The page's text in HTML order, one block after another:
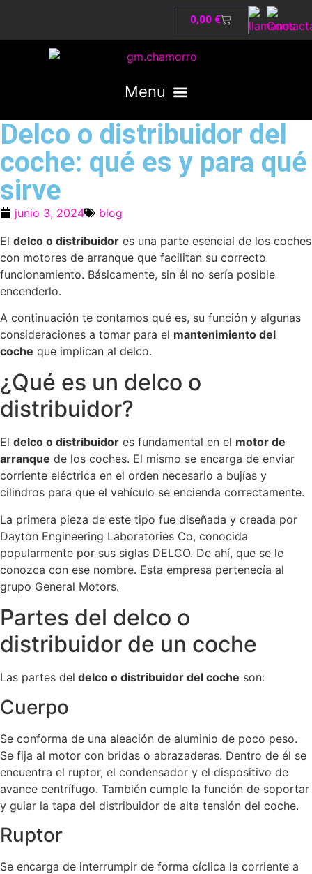
0,00 €
Delco o distribuidor del
coche: qué es y para qué
sirve
junio 3, 2024
blog
El delco o distribuidor es una parte esencial de los coches
con motores de arranque que facilitan su correcto
funcionamiento. Básicamente, sin él no sería posible
encenderlo.
A continuación te contamos qué es, su función y algunas
consideraciones a tomar para el mantenimiento del
coche que implican al delco.
¿Qué es un delco o
distribuidor?
El delco o distribuidor es fundamental en el motor de
arranque de los coches. El mismo se encarga de enviar
corriente eléctrica en el orden necesario a bujías y
cilindros para que el vehículo se encienda correctamente.
La primera pieza de este tipo fue diseñada y creada por
Dayton Engineering Laboratories Co, conocida
popularmente por sus siglas DELCO. De ahí, que se le
conozca con ese nombre. Esta empresa pertenecía al
grupo General Motors.
Partes del delco o
distribuidor de un coche
Las partes del delco o distribuidor del coche son:
Cuerpo
Se conforma de una aleación de aluminio de poco peso.
Se fija al motor con bridas o abrazaderas. Dentro de él se
encuentra el ruptor, el condensador y el dispositivo de
avance centrífugo. También cumple la función de soportar
y guiar la tapa del distribuidor de alta tensión del coche.
Ruptor
Se encarga de interrumpir de forma cíclica la corriente a